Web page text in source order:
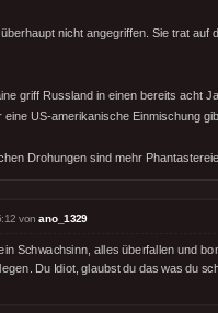
nicht angegriffen. Sie trat
griff Russland in einen bereits acht
eine US-amerikanische Einmischung
Drohungen sind mehr
vonano_1329
Schwachsinn, alles überfallen und
Du Idiot, glaubst du das was du